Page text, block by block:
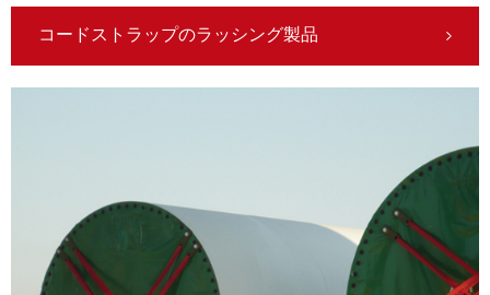
コードストラップのラッシング製品